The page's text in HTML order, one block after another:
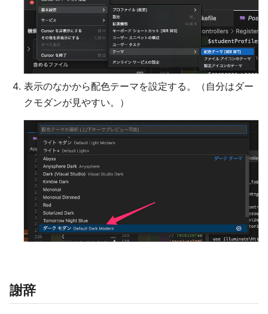
表示のなかから配色テーマを設定する。（自分はダー
クモダンが見やすい。）
謝辞